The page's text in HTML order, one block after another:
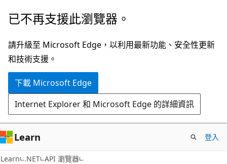
跳
主
要
內
跳
頁
面
內
覽
已不再支援此瀏覽器。
請升級至 Microsoft Edge，以利用最新功能、安全性更新
和技術支援。
下載 Microsoft Edge
Internet Explorer 和 Microsoft Edge 的詳細資訊
Learn 登入
Learn .NET API 瀏覽器